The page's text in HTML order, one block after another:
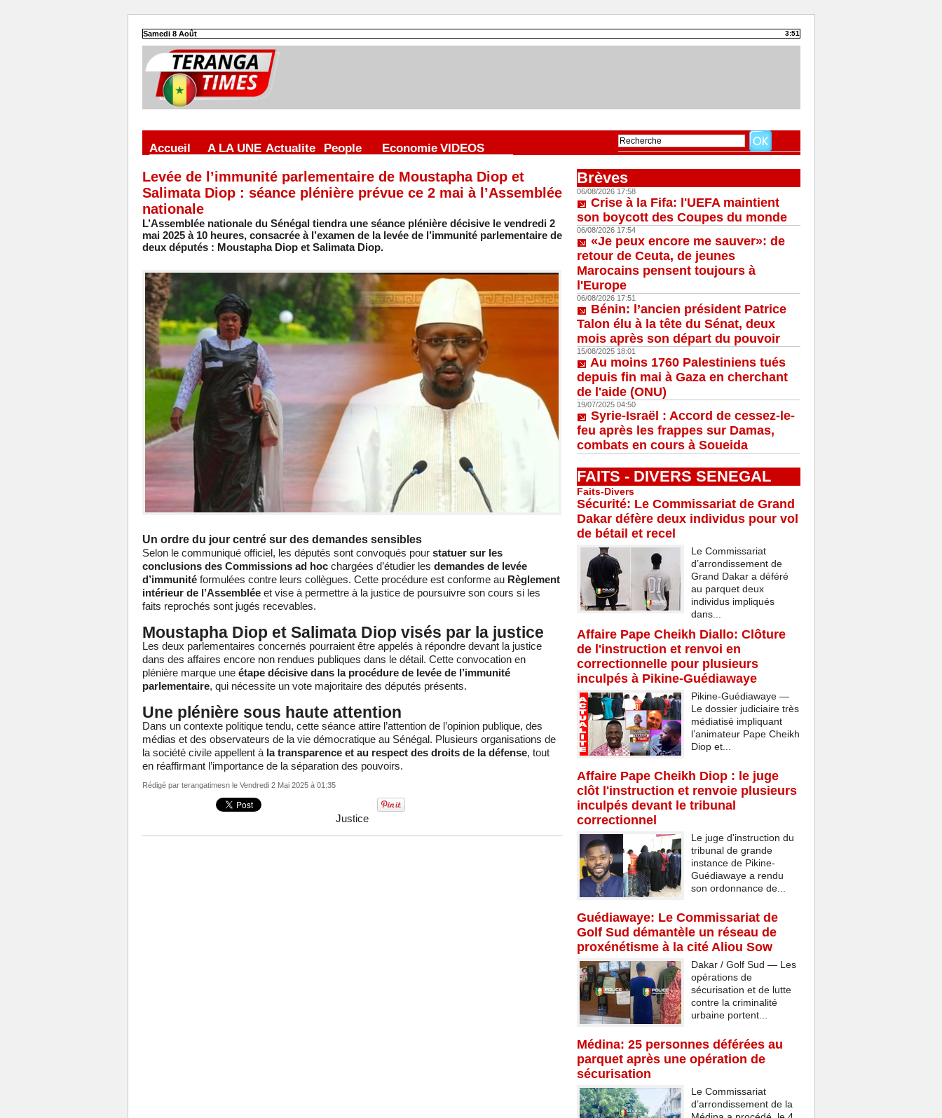
Samedi 8 Août 3:51
Accueil A LA UNE Actualite People Economie VIDEOS
Levée de l’immunité parlementaire de Moustapha Diop et
Salimata Diop : séance plénière prévue ce 2 mai à l’Assemblée
nationale
L’Assemblée nationale du Sénégal tiendra une séance plénière décisive le vendredi 2
mai 2025 à 10 heures, consacrée à l’examen de la levée de l’immunité parlementaire de
deux députés : Moustapha Diop et Salimata Diop.
Un ordre du jour centré sur des demandes sensibles
Selon le communiqué officiel, les députés sont convoqués pour statuer sur les
conclusions des Commissions ad hocchargées d’étudier les demandes de levée
d’immunitéformulées contre leurs collègues. Cette procédure est conforme au Règlement
intérieur de l’Assembléeet vise à permettre à la justice de poursuivre son cours si les
faits reprochés sont jugés recevables.
Moustapha Diop et Salimata Diop visés par la justice
Les deux parlementaires concernés pourraient être appelés à répondre devant la justice
dans des affaires encore non rendues publiques dans le détail. Cette convocation en
plénière marque une étape décisive dans la procédure de levée de l’immunité
parlementaire, qui nécessite un vote majoritaire des députés présents.
Une plénière sous haute attention
Dans un contexte politique tendu, cette séance attire l’attention de l’opinion publique, des
médias et des observateurs de la vie démocratique au Sénégal. Plusieurs organisations de
la société civile appellent à la transparence et au respect des droits de la défense, tout
en réaffirmant l’importance de la séparation des pouvoirs.
Rédigé par terangatimesnle Vendredi 2 Mai 2025 à 01:35
Justice
Brèves
06/08/2026 17:58
Crise à la Fifa: l'UEFA maintient
son boycott des Coupes du monde
06/08/2026 17:54
«Je peux encore me sauver»: de
retour de Ceuta, de jeunes
Marocains pensent toujours à
l'Europe
06/08/2026 17:51
Bénin: l’ancien président Patrice
Talon élu à la tête du Sénat, deux
mois après son départ du pouvoir
15/08/2025 18:01
Au moins 1760 Palestiniens tués
depuis fin mai à Gaza en cherchant
de l'aide (ONU)
19/07/2025 04:50
Syrie-Israël : Accord de cessez-le-
feu après les frappes sur Damas,
combats en cours à Soueida
FAITS - DIVERS SENEGAL
Faits-Divers
Sécurité: Le Commissariat de Grand
Dakar défère deux individus pour vol
de bétail et recel
Le Commissariat
d’arrondissement de
Grand Dakar a déféré
au parquet deux
individus impliqués
dans...
Affaire Pape Cheikh Diallo: Clôture
de l'instruction et renvoi en
correctionnelle pour plusieurs
inculpés à Pikine-Guédiawaye
Pikine-Guédiawaye —
Le dossier judiciaire très
médiatisé impliquant
l’animateur Pape Cheikh
Diop et...
Affaire Pape Cheikh Diop : le juge
clôt l'instruction et renvoie plusieurs
inculpés devant le tribunal
correctionnel
Le juge d'instruction du
tribunal de grande
instance de Pikine-
Guédiawaye a rendu
son ordonnance de...
Guédiawaye: Le Commissariat de
Golf Sud démantèle un réseau de
proxénétisme à la cité Aliou Sow
Dakar / Golf Sud — Les
opérations de
sécurisation et de lutte
contre la criminalité
urbaine portent...
Médina: 25 personnes déférées au
parquet après une opération de
sécurisation
Le Commissariat
d’arrondissement de la